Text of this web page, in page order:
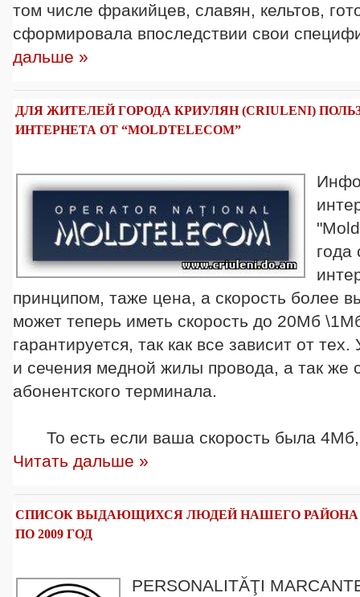
том числе фракийцев, славян, кельтов,
сформировала впоследствии свои
дальше »
ДЛЯ ЖИТЕЛЕЙ ГОРОДА КРИУЛЯН (CRIULENI)
ИНТЕРНЕТА ОТ “MOLDTELECOM”
года
принципом, таже цена, а скорость более
может теперь иметь скорость до 20Мб
гарантируется, так как все зависит от
и сечения медной жилы провода, а так же
абонентского терминала.
То есть если ваша скорость была
Читать дальше »
СПИСОК ВЫДАЮЩИХСЯ ЛЮДЕЙ НАШЕГО РАЙОНА
ПО 2009 ГОД
PERSONALITĂŢI